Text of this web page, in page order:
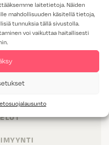
laitetietoja. Näiden
mahdollisuuden käsitellä tietoja,
tunnuksia tällä sivustolla.
voi vaikuttaa haitallisesti